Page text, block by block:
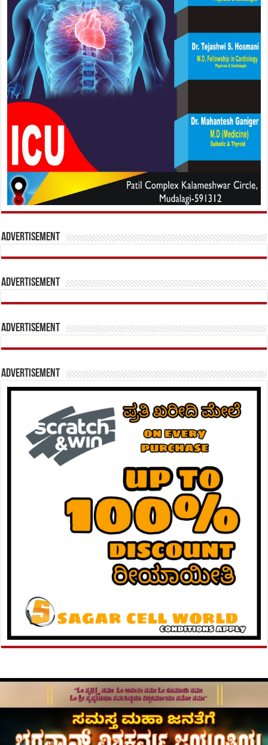
Advertisement
Advertisement
Advertisement
Advertisement